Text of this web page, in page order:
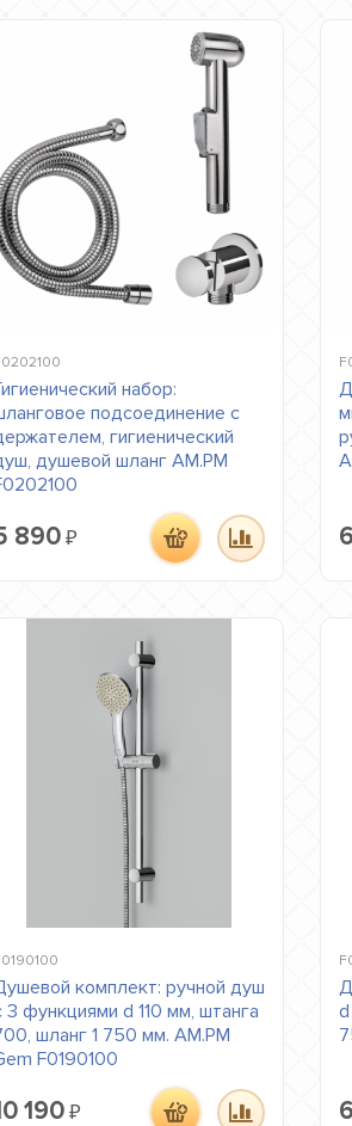
набор:
подсоединение с
гигиенический
душевой шланг AM.PM
890₽
комплект: ручной душ
3 функциями d 110 мм, штанга
шланг 1 750 мм. AM.PM
F0190100
190₽